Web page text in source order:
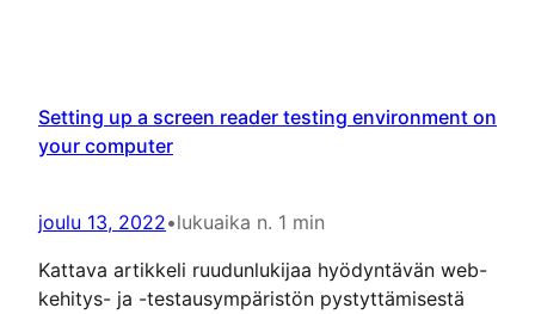
Setting up a screen reader testing environment on
your computer
joulu 13, 2022•lukuaika n. 1 min
Kattava artikkeli ruudunlukijaa hyödyntävän web-
kehitys- ja -testausympäristön pystyttämisestä